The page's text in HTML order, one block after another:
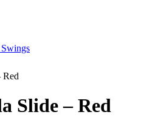
Red
Slide – Red